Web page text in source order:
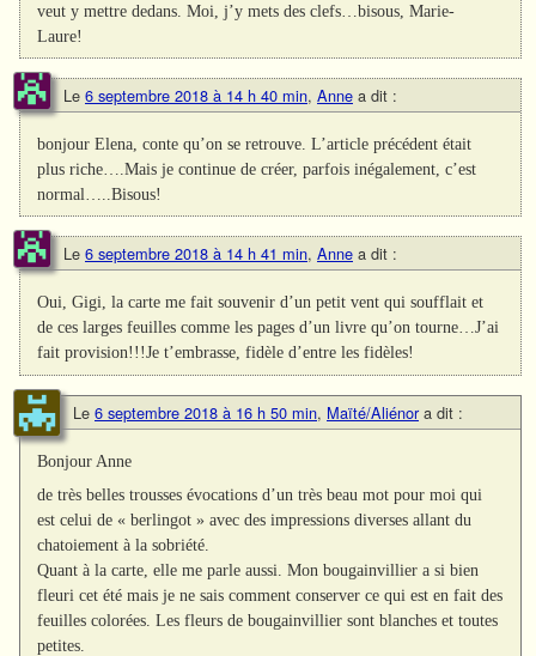
veut y mettre dedans. Moi, j’y mets des clefs…bisous, Marie-
Laure!
Le 6 septembre 2018 à 14 h 40 min, Anne a dit :
bonjour Elena, conte qu’on se retrouve. L’article précédent était
plus riche….Mais je continue de créer, parfois inégalement, c’est
normal…..Bisous!
Le 6 septembre 2018 à 14 h 41 min, Anne a dit :
Oui, Gigi, la carte me fait souvenir d’un petit vent qui soufflait et
de ces larges feuilles comme les pages d’un livre qu’on tourne…J’ai
fait provision!!!Je t’embrasse, fidèle d’entre les fidèles!
Le 6 septembre 2018 à 16 h 50 min, Maïté/Aliénor a dit :
Bonjour Anne
de très belles trousses évocations d’un très beau mot pour moi qui
est celui de « berlingot » avec des impressions diverses allant du
chatoiement à la sobriété.
Quant à la carte, elle me parle aussi. Mon bougainvillier a si bien
fleuri cet été mais je ne sais comment conserver ce qui est en fait des
feuilles colorées. Les fleurs de bougainvillier sont blanches et toutes
petites.